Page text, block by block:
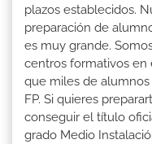
plazos establecidos.
preparación de
es muy grande.
centros formativos
que miles de
FP. Si quieres
conseguir el título
grado Medio